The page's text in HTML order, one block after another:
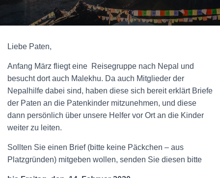
Liebe Paten,
Anfang März fliegt eine Reisegruppe nach Nepal und
besucht dort auch Malekhu. Da auch Mitglieder der
Nepalhilfe dabei sind, haben diese sich bereit erklärt Briefe
der Paten an die Patenkinder mitzunehmen, und diese
dann persönlich über unsere Helfer vor Ort an die Kinder
weiter zu leiten.
Sollten Sie einen Brief (bitte keine Päckchen – aus
Platzgründen) mitgeben wollen, senden Sie diesen bitte